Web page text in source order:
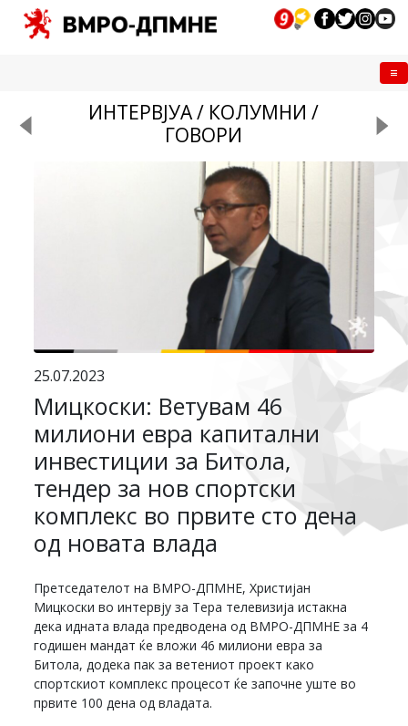
ИНТЕРВЈУА / КОЛУМНИ /
ГОВОРИ
25.07.2023
Мицкоски: Ветувам 46
милиони евра капитални
инвестиции за Битола,
тендер за нов спортски
комплекс во првите сто дена
од новата влада
Претседателот на ВМРО-ДПМНЕ, Христијан
Мицкоски во интервју за Тера телевизија истакна
дека идната влада предводена од ВМРО-ДПМНЕ за 4
годишен мандат ќе вложи 46 милиони евра за
Битола, додека пак за ветениот проект како
спортскиот комплекс процесот ќе започне уште во
првите 100 дена од владата.